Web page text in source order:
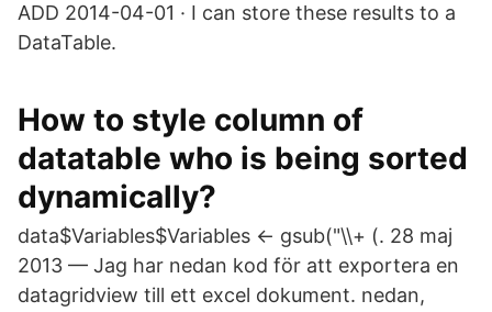
ADD 2014-04-01 · I can store these results to a
DataTable.
How to style column of
datatable who is being sorted
dynamically?
data$Variables$Variables <- gsub("\\+ (. 28 maj
2013 — Jag har nedan kod för att exportera en
datagridview till ett excel dokument. nedan,